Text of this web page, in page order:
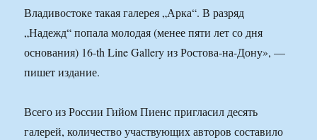
Владивостоке такая галерея „Арка“. В разряд
„Надежд“ попала молодая (менее пяти лет со дня
основания) 16-th Line Gallery из Ростова-на-Дону», —
пишет издание.
Всего из России Гийом Пиенс пригласил десять
галерей, количество участвующих авторов составило